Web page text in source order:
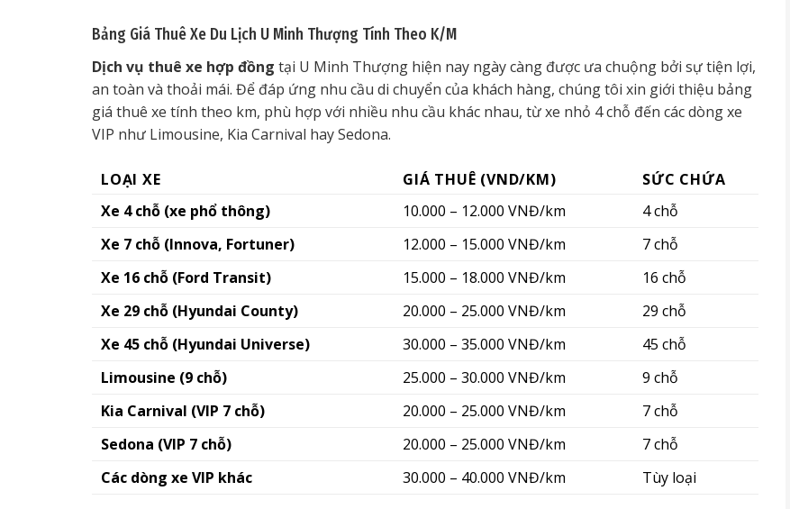
Bảng Giá Thuê Xe Du Lịch U Minh Thượng Tính Theo K/M
Dịch vụ thuê xe hợp đồng tại U Minh Thượng hiện nay ngày càng được ưa chuộng bởi sự tiện lợi,
an toàn và thoải mái. Để đáp ứng nhu cầu di chuyển của khách hàng, chúng tôi xin giới thiệu bảng
giá thuê xe tính theo km, phù hợp với nhiều nhu cầu khác nhau, từ xe nhỏ 4 chỗ đến các dòng xe
VIP như Limousine, Kia Carnival hay Sedona.
LOẠI XE GIÁ THUÊ (VND/KM)
SỨC CHỨA
Xe 4 chỗ (xe phổ thông)
10.000 – 12.000 VNĐ/km
4 chỗ
Xe 7 chỗ (Innova, Fortuner)
12.000 – 15.000 VNĐ/km
7 chỗ
Xe 16 chỗ (Ford Transit)
15.000 – 18.000 VNĐ/km
16 chỗ
Xe 29 chỗ (Hyundai County)
20.000 – 25.000 VNĐ/km
29 chỗ
Xe 45 chỗ (Hyundai Universe)
30.000 – 35.000 VNĐ/km
45 chỗ
Limousine (9 chỗ)
25.000 – 30.000 VNĐ/km
9 chỗ
Kia Carnival (VIP 7 chỗ)
20.000 – 25.000 VNĐ/km
7 chỗ
Sedona (VIP 7 chỗ)
20.000 – 25.000 VNĐ/km
7 chỗ
Các dòng xe VIP khác
30.000 – 40.000 VNĐ/km Tùy loại